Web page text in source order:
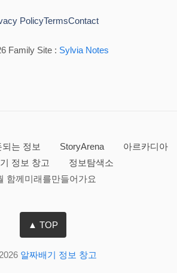
Family Site : Sylvia Notes
PolicyTermsContact
되는 정보 StoryArena
아르카디아
정보 창고
정보탐색소
함께미래를만들어가요
▲ TOP
알짜배기 정보 창고